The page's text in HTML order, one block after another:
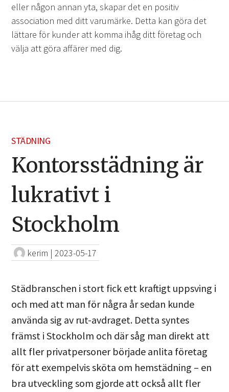
eller någon annan yta, skapar det en positiv
association med ditt varumärke. Detta kan göra det
lättare för kunder att komma ihåg ditt företag och
välja att göra affärer med dig.
STÄDNING
Kontorsstädning är
lukrativt i
Stockholm
kerim |2023-05-17
Städbranschen i stort fick ett kraftigt uppsving i
och med att man för några år sedan kunde
använda sig av rut-avdraget. Detta syntes
främst i Stockholm och där såg man direkt att
allt fler privatpersoner började anlita företag
för att exempelvis sköta om hemstädning – en
bra utveckling som gjorde att också allt fler